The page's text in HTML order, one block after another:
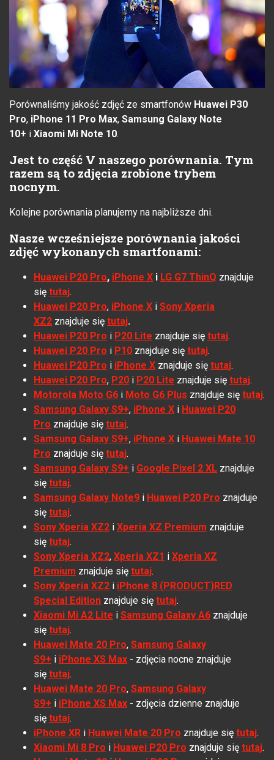
Porównaliśmy jakość zdjęć ze smartfonów Huawei P30
Pro, iPhone 11 Pro Max, Samsung Galaxy Note
10+ i Xiaomi Mi Note 10.
Jest to część V naszego porównania. Tym
razem są to zdjęcia zrobione trybem
nocnym.
Kolejne porównania planujemy na najbliższe dni.
Nasze wcześniejsze porównania jakości
zdjęć wykonanych smartfonami:
Huawei P20 Pro, iPhone X i LG G7 ThinQ znajduje
się tutaj.
Huawei P20 Pro, iPhone X i Sony Xperia
XZ2 znajduje się tutaj.
Huawei P20 Pro i P20 Lite znajduje się tutaj.
Huawei P20 Pro i P10 znajduje się tutaj.
Huawei P20 Pro i iPhone X znajduje się tutaj.
Huawei P20 Pro, P20 i P20 Lite znajduje się tutaj.
Motorola Moto G6 i Moto G6 Plus znajduje się tutaj.
Samsung Galaxy S9+, iPhone X i Huawei P20
Pro znajduje się tutaj.
Samsung Galaxy S9+, iPhone X i Huawei Mate 10
Pro znajduje się tutaj.
Samsung Galaxy S9+ i Google Pixel 2 XL znajduje
się tutaj.
Samsung Galaxy Note9 i Huawei P20 Pro znajduje
się tutaj.
Sony Xperia XZ2 i Xperia XZ Premium znajduje
się tutaj.
Sony Xperia XZ2, Xperia XZ1 i Xperia XZ
Premium znajduje się tutaj.
Sony Xperia XZ2 i iPhone 8 (PRODUCT)RED
Special Edition znajduje się tutaj.
Xiaomi Mi A2 Lite i Samsung Galaxy A6 znajduje
się tutaj.
Huawei Mate 20 Pro, Samsung Galaxy
S9+ i iPhone XS Max - zdjęcia nocne znajduje
się tutaj.
Huawei Mate 20 Pro, Samsung Galaxy
S9+ i iPhone XS Max - zdjęcia dzienne znajduje
się tutaj.
iPhone XR i Huawei Mate 20 Pro znajduje się tutaj.
Xiaomi Mi 8 Pro i Huawei P20 Pro znajduje się tutaj.